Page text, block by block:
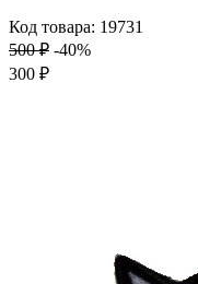
Код товара: 19731
500 ₽ -40%
300 ₽